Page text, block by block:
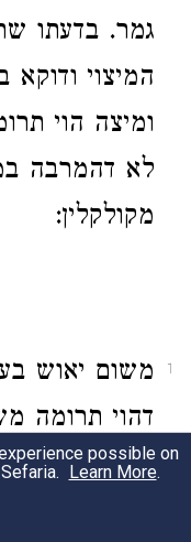
גמר. בדעתו
המיצוי
ומיצה הוי
לא דהמרבה
מקולקלין:
1
משום יאוש
דהוי תרומה
שם אין ידוע
possible on
Learn More.